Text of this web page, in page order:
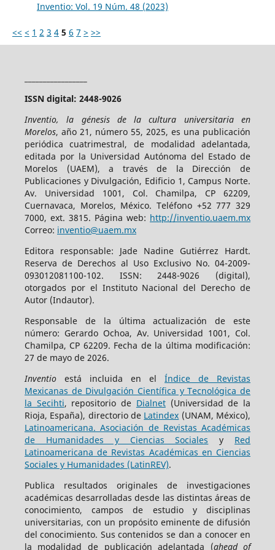
Inventio: Vol. 19 Núm. 48 (2023)
<< < 1 2 3 4 5 6 7 > >>
ISSN digital: 2448-9026
Inventio, la génesis de la cultura universitaria en
Morelos, año 21, número 55, 2025, es una publicación
periódica cuatrimestral, de modalidad adelantada,
editada por la Universidad Autónoma del Estado de
Morelos (UAEM), a través de la Dirección de
Publicaciones y Divulgación, Edificio 1, Campus Norte.
Av. Universidad 1001, Col. Chamilpa, CP 62209,
Cuernavaca, Morelos, México. Teléfono +52 777 329
7000, ext. 3815. Página web: http://inventio.uaem.mx
Correo: inventio@uaem.mx
Editora responsable: Jade Nadine Gutiérrez Hardt.
Reserva de Derechos al Uso Exclusivo No. 04-2009-
093012081100-102. ISSN: 2448-9026 (digital),
otorgados por el Instituto Nacional del Derecho de
Autor (Indautor).
Responsable de la última actualización de este
número: Gerardo Ochoa, Av. Universidad 1001, Col.
Chamilpa, CP 62209. Fecha de la última modificación:
27 de mayo de 2026.
Inventioestá incluida en elÍndice de Revistas
Mexicanas de Divulgación Científica y Tecnológica de
la Secihti, repositorio de Dialnet(Universidad de la
Rioja, España), directorio de Latindex (UNAM, México),
Latinoamericana. Asociación de Revistas Académicas
de Humanidades y Ciencias Sociales y Red
Latinoamericana de Revistas Académicas en Ciencias
Sociales y Humanidades (LatinREV).
Publica resultados originales de investigaciones
académicas desarrolladas desde las distintas áreas de
conocimiento, campos de estudio y disciplinas
universitarias, con un propósito eminente de difusión
del conocimiento. Sus contenidos se dan a conocer en
la modalidad de publicación adelantada (ahead of